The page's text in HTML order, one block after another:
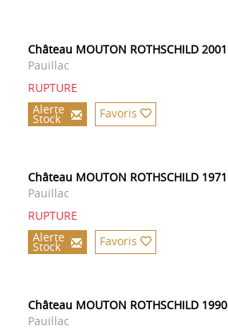
Château MOUTON ROTHSCHILD 2001
Pauillac
RUPTURE
Alerte
Stock Favoris
Château MOUTON ROTHSCHILD 1971
Pauillac
RUPTURE
Alerte
Stock Favoris
Château MOUTON ROTHSCHILD 1990
Pauillac